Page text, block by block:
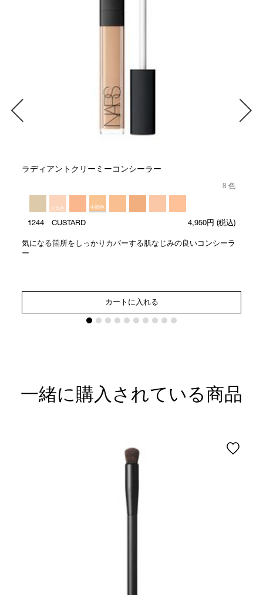
ラディアントクリーミーコンシーラー
8 色
人気色 中間色
1244 CUSTARD 4,950円 (税込)
気になる箇所をしっかりカバーする肌なじみの良いコンシーラ
ー
カートに入れる
一緒に購入されている商品